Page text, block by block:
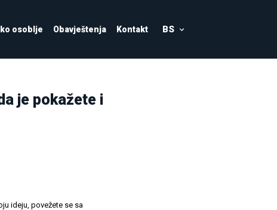
osoblje Obavještenja Kontakt BS
je pokažete i
ideju, povežete se sa